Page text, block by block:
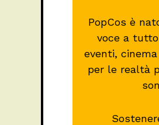
PopCos è
voce a
eventi,
per le realtà